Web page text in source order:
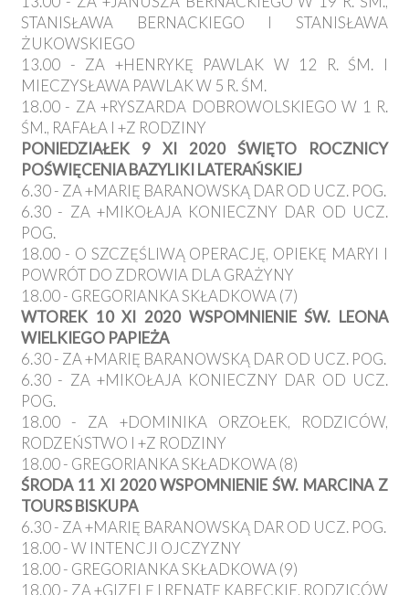
STANISŁAWA BERNACKIEGO I STANISŁAWA
ŻUKOWSKIEGO
13.00 - ZA +HENRYKĘ PAWLAK W 12 R. ŚM. I
MIECZYSŁAWA PAWLAK W 5 R. ŚM.
18.00 - ZA +RYSZARDA DOBROWOLSKIEGO W 1 R.
ŚM., RAFAŁA I +Z RODZINY
PONIEDZIAŁEK 9 XI 2020 ŚWIĘTO ROCZNICY
POŚWIĘCENIA BAZYLIKI LATERAŃSKIEJ
6.30 - ZA +MARIĘ BARANOWSKĄ DAR OD UCZ. POG.
6.30 - ZA +MIKOŁAJA KONIECZNY DAR OD UCZ.
POG.
18.00 - O SZCZĘŚLIWĄ OPERACJĘ, OPIEKĘ MARYI I
POWRÓT DO ZDROWIA DLA GRAŻYNY
18.00 - GREGORIANKA SKŁADKOWA (7)
WTOREK 10 XI 2020 WSPOMNIENIE ŚW. LEONA
WIELKIEGO PAPIEŻA
6.30 - ZA +MARIĘ BARANOWSKĄ DAR OD UCZ. POG.
6.30 - ZA +MIKOŁAJA KONIECZNY DAR OD UCZ.
POG.
18.00 - ZA +DOMINIKA ORZOŁEK, RODZICÓW,
RODZEŃSTWO I +Z RODZINY
18.00 - GREGORIANKA SKŁADKOWA (8)
ŚRODA 11 XI 2020 WSPOMNIENIE ŚW. MARCINA Z
TOURS BISKUPA
6.30 - ZA +MARIĘ BARANOWSKĄ DAR OD UCZ. POG.
18.00 - W INTENCJI OJCZYZNY
18.00 - GREGORIANKA SKŁADKOWA (9)
18.00 - ZA +GIZELĘ I RENATĘ KABECKIE, RODZICÓW